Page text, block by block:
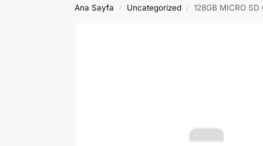
Ana Sayfa / Uncategorized / 128GB MICRO SD